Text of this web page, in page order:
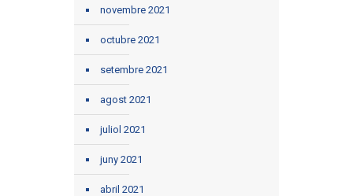
novembre 2021
octubre 2021
setembre 2021
agost 2021
juliol 2021
juny 2021
abril 2021